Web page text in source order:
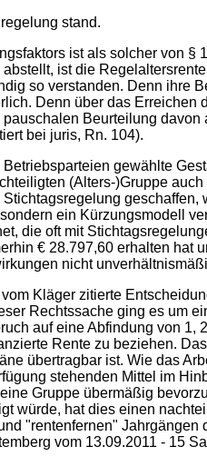
stand.
ist als solcher von §
ist die
so verstanden. Denn ihre
Denn über das
Beurteilung
bei juris, Rn. 104).
gewählte
(Alters-)Gruppe
geschaffen,
ein Kürzungsmodell
die oft mit
€ 28.797,60 erhalten hat
nicht
Kläger zitierte
Rechtssache ging es um
auf eine Abfindung von 1,
Rente zu beziehen.
übertragbar ist. Wie das
stehenden Mittel im
Gruppe übermäßig
würde, hat dies einen
"rentenfernen" Jahrgängen
vom 13.09.2011 - 15